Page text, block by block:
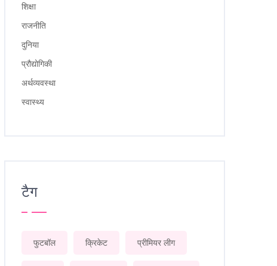
शिक्षा
राजनीति
दुनिया
प्रौद्योगिकी
अर्थव्यवस्था
स्वास्थ्य
टैग
फुटबॉल क्रिकेट प्रीमियर लीग